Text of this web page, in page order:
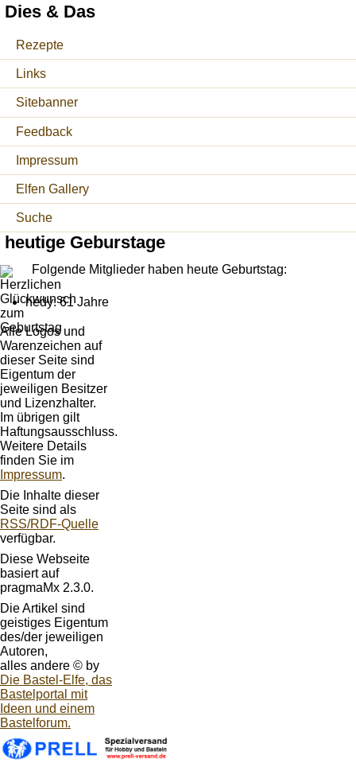
Dies & Das
Rezepte
Links
Sitebanner
Feedback
Impressum
Elfen Gallery
Suche
heutige Geburstage
Folgende Mitglieder haben heute Geburtstag:
hedy: 61 Jahre
Alle Logos und
Warenzeichen auf
dieser Seite sind
Eigentum der
jeweiligen Besitzer
und Lizenzhalter.
Im übrigen gilt
Haftungsausschluss.
Weitere Details
finden Sie im
Impressum.
Die Inhalte dieser
Seite sind als
RSS/RDF-Quelle
verfügbar.
Diese Webseite
basiert auf
pragmaMx 2.3.0.
Die Artikel sind
geistiges Eigentum
des/der jeweiligen
Autoren,
alles andere © by
Die Bastel-Elfe, das
Bastelportal mit
Ideen und einem
Bastelforum.